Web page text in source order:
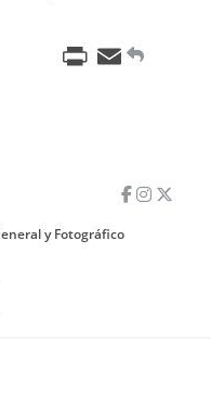
PrintEmail
y Fotográfico